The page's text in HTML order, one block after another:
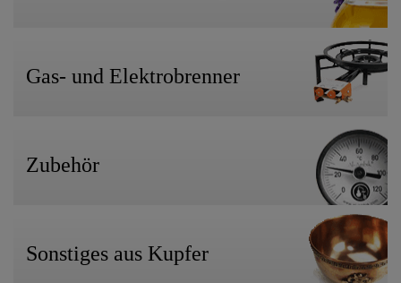
Gas- und Elektrobrenner
Zubehör
Sonstiges aus Kupfer